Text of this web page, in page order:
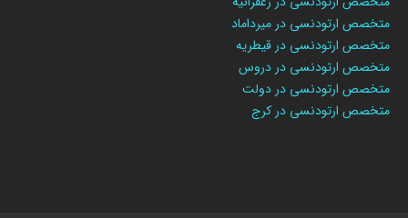
متخصص ارتودنسی در میرداماد
متخصص ارتودنسی در قیطریه
متخصص ارتودنسی در دروس
متخصص ارتودنسی در دولت
متخصص ارتودنسی در کرج